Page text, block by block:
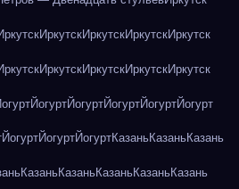
ИркутскИркутскИркутскИркутск
ИркутскИркутскИркутскИркутск
ЙогуртЙогуртЙогуртЙогуртЙогурт
ЙогуртЙогуртЙогуртКазаньКазаньКазань
КазаньКазаньКазаньКазаньКазань